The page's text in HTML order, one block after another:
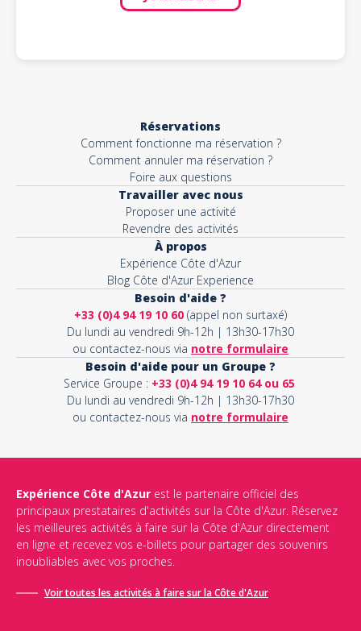
Réservations
Comment fonctionne ma réservation ?
Comment annuler ma réservation ?
Foire aux questions
Travailler avec nous
Proposer une activité
Revendre des activités
À propos
Expérience Côte d'Azur
Blog Côte d'Azur Experience
Besoin d'aide ?
+33 (0)4 94 19 10 60 (appel non surtaxé)
Du lundi au vendredi 9h-12h | 13h30-17h30
ou contactez-nous via notre formulaire
Besoin d'aide pour un Groupe ?
Service Groupe : +33 (0)4 94 19 10 64 ou 65
Du lundi au vendredi 9h-12h | 13h30-17h30
ou contactez-nous via notre formulaire
Expérience Côte d'Azur est le partenaire officiel des
principaux prestataires d'activités sur la Côte d'Azur. Réservez
les meilleures activités à faire sur la Côte d'Azur directement
en ligne et recevez vos e-billets pour partager des souvenirs
inoubliables avec vos proches.
Voir toutes les activités à faire sur la Côte d'Azur